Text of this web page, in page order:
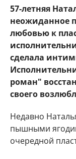
57-летняя
неожиданное
любовью к
сделала
роман"
своего
Недавно
пышными
очередной